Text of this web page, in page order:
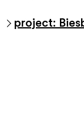
project: